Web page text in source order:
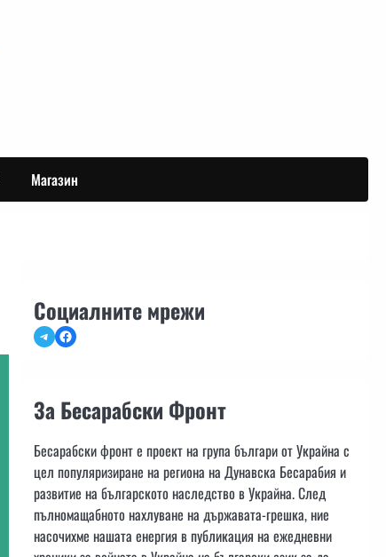
Магазин
Социалните мрежи
TelegramFacebook
За Бесарабски Фронт
Бесарабски фронт е проект на група българи от Украйна с
цел популяризиране на региона на Дунавска Бесарабия и
развитие на българското наследство в Украйна. След
пълномащабното нахлуване на държавата-грешка, ние
насочихме нашата енергия в публикация на ежедневни